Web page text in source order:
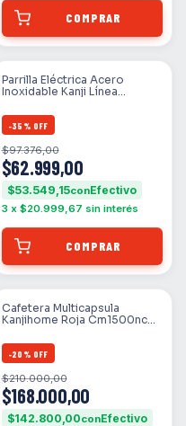
Parrilla Eléctrica Acero
Inoxidable Kanji Línea
-35 % OFF
$62.999,00
$97.376,00
$53.549,15con
3 x $20.999,67 sin interés
Cafetera Multicapsula
Kanjihome Roja Cm1500nc01
-20 % OFF
$168.000,00
$210.000,00
$142.800,00con